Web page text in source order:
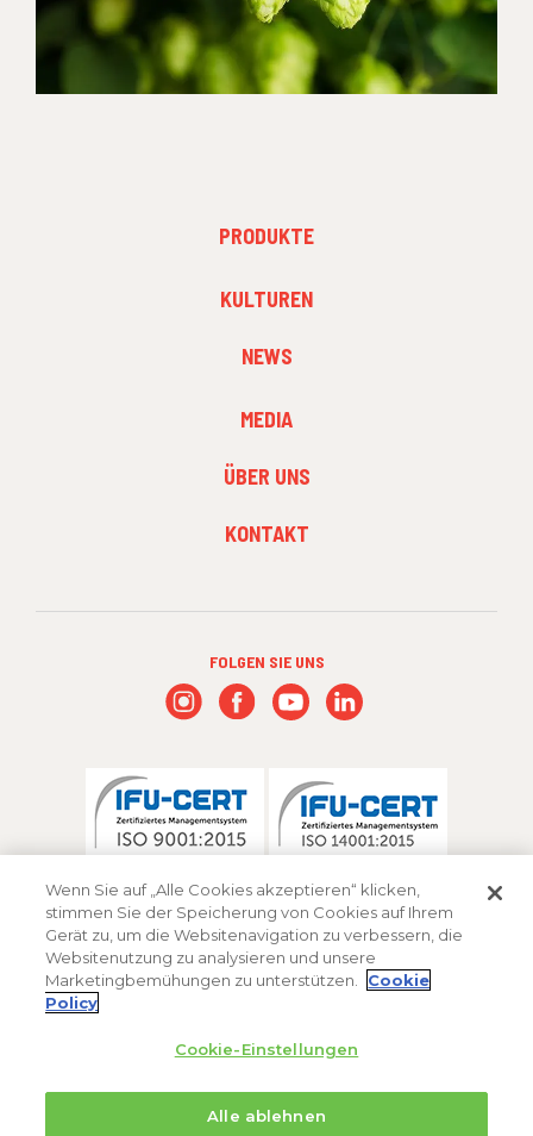
PRODUKTE
KULTUREN
NEWS
MEDIA
ÜBER UNS
KONTAKT
FOLGEN SIE UNS
® Marke der FMC Corporation oder einer ihrer Tochtergesellschaften.
Wenn Sie auf „Alle Cookies akzeptieren“ klicken,
stimmen Sie der Speicherung von Cookies auf Ihrem
Gerät zu, um die Websitenavigation zu verbessern, die
Websitenutzung zu analysieren und unsere
Marketingbemühungen zu unterstützen.
Cookie
Policy
Cookie-Einstellungen
Alle ablehnen